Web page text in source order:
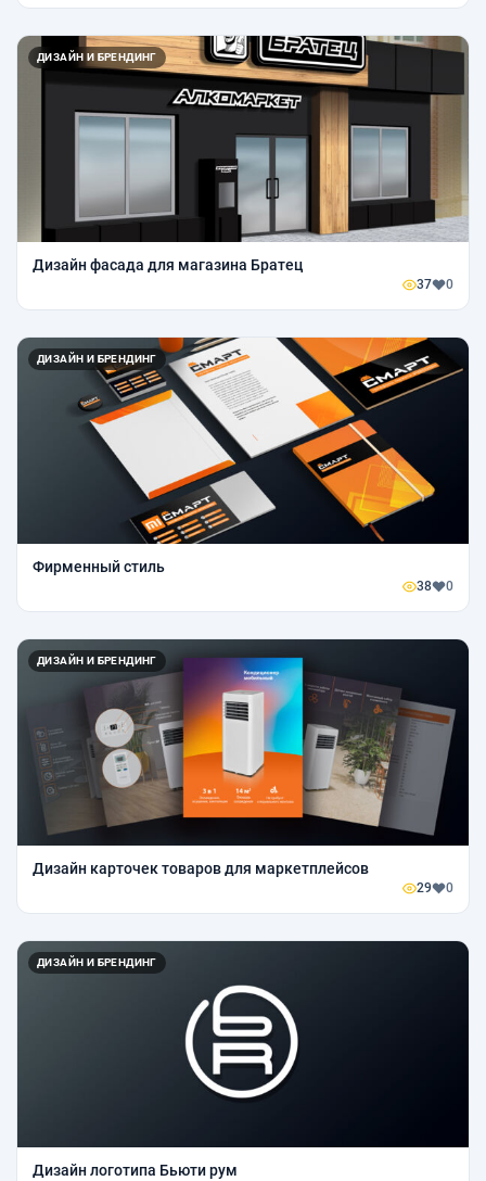
ДИЗАЙН И БРЕНДИНГ
Дизайн фасада для магазина Братец
37 0
ДИЗАЙН И БРЕНДИНГ
Фирменный стиль
38 0
ДИЗАЙН И БРЕНДИНГ
Дизайн карточек товаров для маркетплейсов
29 0
ДИЗАЙН И БРЕНДИНГ
Дизайн логотипа Бьюти рум